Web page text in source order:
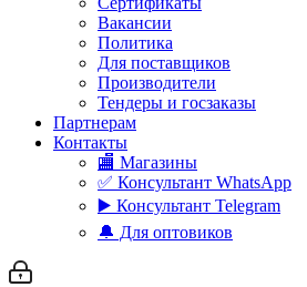
Вакансии
Политика
Для поставщиков
Производители
Тендеры и госзаказы
Партнерам
Контакты
🏬 Магазины
✅️ Консультант WhatsApp
▶️ Консультант Telegram
🔔 Для оптовиков